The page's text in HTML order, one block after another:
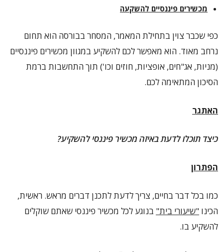
מכשירים פיננסיים להשקעה
כפי שכבר צוין בתחילת המאמר, המסחר בבורסה הוא תחום
נרחב מאוד. הוא מאפשר לכם להשקיע במגוון מכשירים פיננסיים
(מניות, אג"חים, אופציות, חוזים וכו') תוך התחשבות ברמת
הסיכון המתאימה לכם.
האתגר
כיצד תוכלו לדעת באיזה מכשיר פיננסי להשקיע?
הפתרון
כמו בכל דבר בחיים, צריך לדעת לתכנן דברים מראש. ראשית,
הכינו "שיעורי בית" בנוגע לכל מכשיר פיננסי שאתם שוקלים
להשקיע בו.